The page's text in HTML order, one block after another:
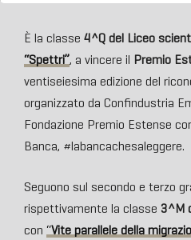
È la classe 4^Q del Liceo
“Spettri”, a vincere il Premio
ventiseiesima edizione del
organizzato da Confindustria
Fondazione Premio Estense
Banca, #labancachesaleggere.
Seguono sul secondo e terzo
rispettivamente la classe 3^M
con “Vite parallele della